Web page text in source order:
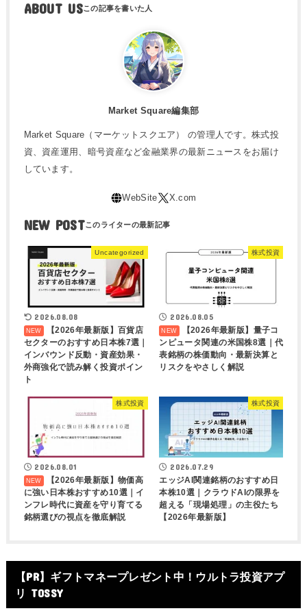
ABOUT US
Market Square編集部
Market Square（マーケットスクエア） の管理人です。株式投
資、資産運用、暗号資産など金融業界の最新ニュースをお届け
しています。
NEW POST
Uncategorized
2026.08.08
【2026年最新版】百貨店
セクターのおすすめ日本株7選｜
インバウンド反動・資産効果・
外商強化で読み解く投資ポイン
ト
株式投資
2026.08.05
【2026年最新版】量子コ
ンピュータ関連の米国株8選｜代
表銘柄の株価動向・最新決算と
リスクをやさしく解説
株式投資
2026.08.01
【2026年最新版】物価高
に強い日本株おすすめ10選｜イ
ンフレ時代に資産を守り育てる
銘柄選びの視点を徹底解説
株式投資
2026.07.29
エッジAI関連銘柄のおすすめ日
本株10選｜クラウドAIの限界を
超える「現場処理」の主役たち
【2026年最新版】
【PR】ギフトマネープレゼント中！ウルトラ投資アプ
リ TOSSY